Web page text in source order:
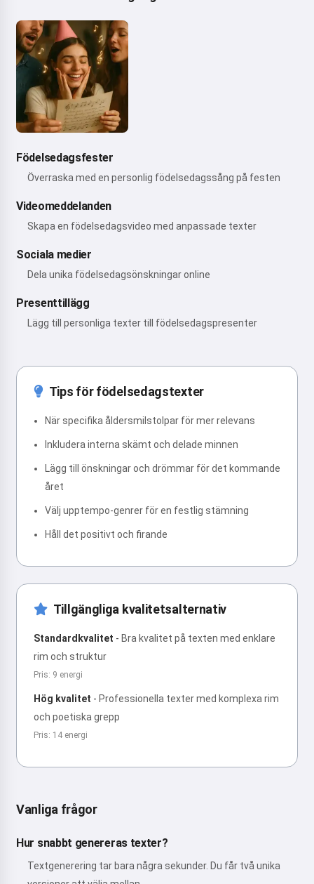
Födelsedagsfester
Överraska med en personlig födelsedagssång på festen
Videomeddelanden
Skapa en födelsedagsvideo med anpassade texter
Sociala medier
Dela unika födelsedagsönskningar online
Presenttillägg
Lägg till personliga texter till födelsedagspresenter
Tips för födelsedagstexter
När specifika åldersmilstolpar för mer relevans
Inkludera interna skämt och delade minnen
Lägg till önskningar och drömmar för det kommande
året
Välj upptempo-genrer för en festlig stämning
Håll det positivt och firande
Tillgängliga kvalitetsalternativ
Standardkvalitet - Bra kvalitet på texten med enklare
rim och struktur
Pris: 9 energi
Hög kvalitet - Professionella texter med komplexa rim
och poetiska grepp
Pris: 14 energi
Vanliga frågor
Hur snabbt genereras texter?
Textgenerering tar bara några sekunder. Du får två unika